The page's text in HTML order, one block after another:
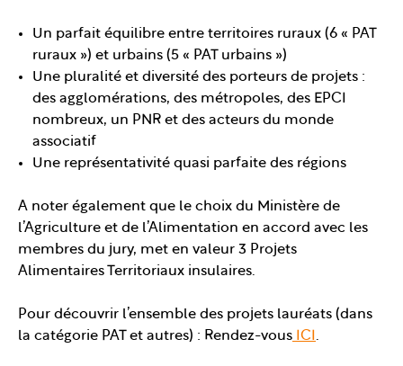
Un parfait équilibre entre territoires ruraux (6 « PAT
ruraux ») et urbains (5 « PAT urbains »)
Une pluralité et diversité des porteurs de projets :
des agglomérations, des métropoles, des EPCI
nombreux, un PNR et des acteurs du monde
associatif
Une représentativité quasi parfaite des régions
A noter également que le choix du Ministère de
l’Agriculture et de l’Alimentation en accord avec les
membres du jury, met en valeur 3 Projets
Alimentaires Territoriaux insulaires.
Pour découvrir l’ensemble des projets lauréats (dans
la catégorie PAT et autres) : Rendez-vous ICI .